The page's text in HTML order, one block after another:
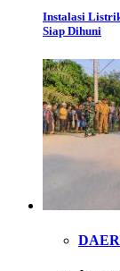
Instalasi
Siap Dihuni